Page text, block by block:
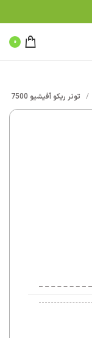
0
تونر ریکو آفیشیو 7500